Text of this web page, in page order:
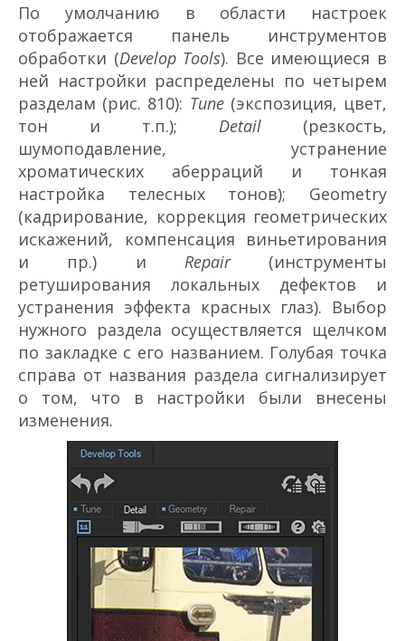
По умолчанию в области настроек
отображается панель инструментов
обработки (Develop Tools). Все имеющиеся в
ней настройки распределены по четырем
разделам (рис. 8­10): Tune(экспозиция, цвет,
тон и т.п.); Detail (резкость,
шумоподавление, устранение
хроматических аберраций и тонкая
настройка телесных тонов); Geometry
(кадрирование, коррекция геометрических
искажений, компенсация виньетирования
и пр.) и Repair(инструменты
ретуширования локальных дефектов и
устранения эффекта красных глаз). Выбор
нужного раздела осуществляется щелчком
по закладке с его названием. Голубая точка
справа от названия раздела сигнализирует
о том, что в настройки были внесены
изменения.